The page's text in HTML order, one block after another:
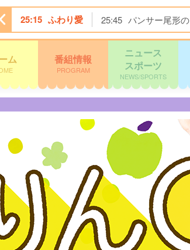
25:15 ふわり愛 25:45 パンサー尾形
ム 番組情報
PROGRAM
ニュース
スポーツ
NEWS/SPORTS